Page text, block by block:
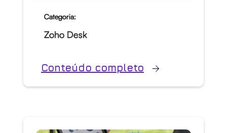
Categoria:
Zoho Desk
Conteúdo completo